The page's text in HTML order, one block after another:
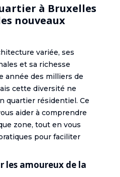
à Bruxelles
nouveaux
variée, ses
et sa richesse
année des milliers de
cette diversité ne
quartier résidentiel. Ce
aider à comprendre
zone, tout en vous
pour faciliter
les amoureux de la